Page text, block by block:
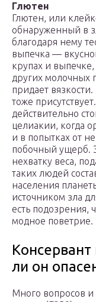
Глютен
Глютен, или
обнаруженный в
благодаря нему
выпечка —
крупах и
других молочных
придает
тоже
действительно
целиакии, когда
и в попытках от
побочный ущерб.
нехватку веса,
таких людей
населения
источником зла
есть подозрения,
модное поветрие.
ли он
Много вопросов